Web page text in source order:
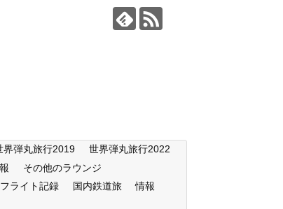
界弾丸旅行2019
世界弾丸旅行2022
その他のラウンジ
フライト記録 国内鉄道旅
情報